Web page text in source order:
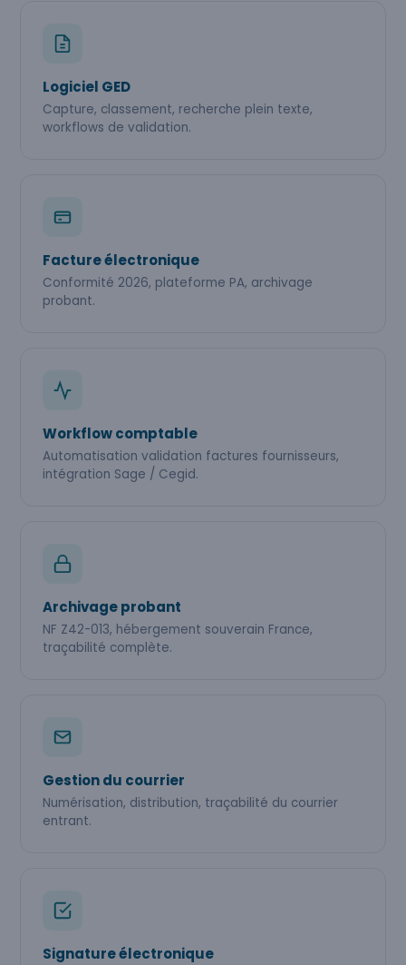
Logiciel GED
Capture, classement, recherche plein texte,
workflows de validation.
Facture électronique
Conformité 2026, plateforme PA, archivage
probant.
Workflow comptable
Automatisation validation factures fournisseurs,
intégration Sage / Cegid.
Archivage probant
NF Z42-013, hébergement souverain France,
traçabilité complète.
Gestion du courrier
Numérisation, distribution, traçabilité du courrier
entrant.
Signature électronique